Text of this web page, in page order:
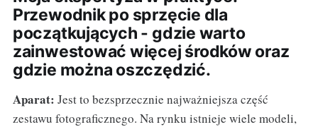
Przewodnik po sprzęcie dla
początkujących - gdzie warto
zainwestować więcej środków oraz
gdzie można oszczędzić.
Aparat: Jest to bezsprzecznie najważniejsza część
zestawu fotograficznego. Na rynku istnieje wiele modeli,